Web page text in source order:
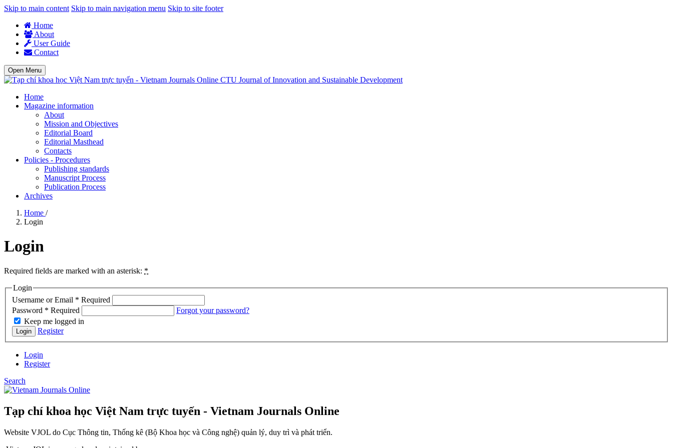
Skip to main content Skip to main navigation menu Skip to site footer
Home
About
User Guide
Contact
Open Menu
CTU Journal of Innovation and Sustainable Development
Home
Magazine information
About
Mission and Objectives
Editorial Board
Editorial Masthead
Contacts
Policies - Procedures
Publishing standards
Manuscript Process
Publication Process
Archives
Home /
Login
Login
Required fields are marked with an asterisk: *
Login
Username or Email * Required
Password * Required
Forgot your password?
Keep me logged in
Login Register
Login
Register
Search
Tạp chí khoa học Việt Nam trực tuyến - Vietnam Journals Online
Website VJOL do Cục Thông tin, Thống kê (Bộ Khoa học và Công nghệ) quản lý, duy trì và phát triển.